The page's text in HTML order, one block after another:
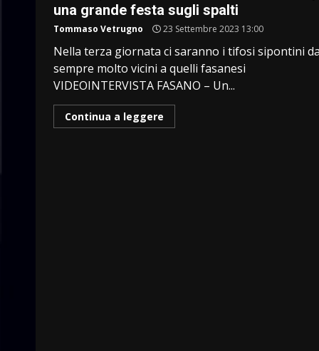
una grande festa sugli spalti
Tommaso Vetrugno 23 Settembre 2023 13:00
Nella terza giornata ci saranno i tifosi sipontini
sempre molto vicini a quelli fasanesi
VIDEOINTERVISTA FASANO – Un...
Continua a leggere